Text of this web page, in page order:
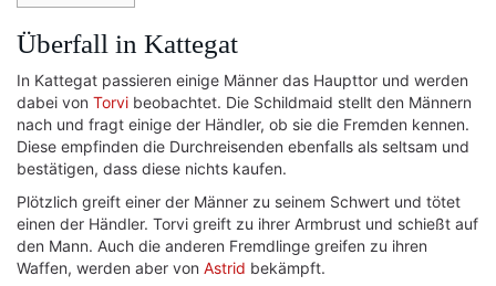
Überfall in Kattegat
In Kattegat passieren einige Männer das Haupttor und werden
dabei von Torvi beobachtet. Die Schildmaid stellt den Männern
nach und fragt einige der Händler, ob sie die Fremden kennen.
Diese empfinden die Durchreisenden ebenfalls als seltsam und
bestätigen, dass diese nichts kaufen.
Plötzlich greift einer der Männer zu seinem Schwert und tötet
einen der Händler. Torvi greift zu ihrer Armbrust und schießt auf
den Mann. Auch die anderen Fremdlinge greifen zu ihren
Waffen, werden aber von Astrid bekämpft.